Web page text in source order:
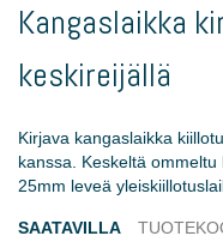
the
beginning
of
the
gallery
Kangaslaikka
keskireijällä
Kirjava kangaslaikka
kanssa. Keskeltä
25mm leveä
SAATAVILLA